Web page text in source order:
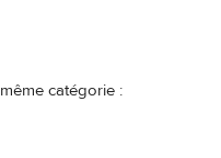
catégorie :